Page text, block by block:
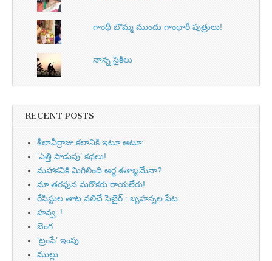
గాంధీ బొమ్మ ముందు గాంధారీ పుత్రులు!
నాన్న సైకిలు
RECENT POSTS
శీలావీర్రాజు కలానికి ఇటూ అటూ:
‘ఎత్తి పొడుపు’ కథలు!
మహాకవికి మిగిలింది అర్ధ శతాబ్దమేనా?
మా తరఫున మరొకరు రాయలేరు!
రేపిస్టుల తాట వలిచే సెటైర్ : బృహన్నల పేట
హవ్వ..!
బెంగ
‘ట్రంపే’ ఇంపు
ముల్లు